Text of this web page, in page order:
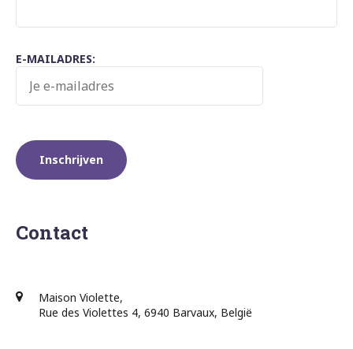
E-MAILADRES:
Contact
Maison Violette,
Rue des Violettes 4, 6940 Barvaux, België